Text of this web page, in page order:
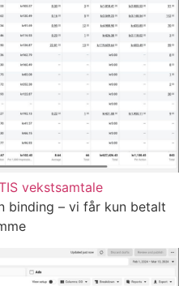
vekstsamtale
binding – vi får kun betalt